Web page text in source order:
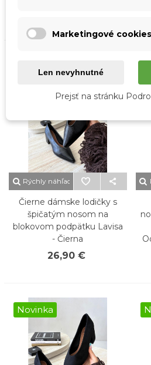
Rýchly náhľad
Čierne dámske lodičky s
špičatým nosom na
blokovom podpätku Lavisa
- Čierna
26,90 €
Novinka
Marketingové cookies
Len nevyhnutné
Prejsť na stránku